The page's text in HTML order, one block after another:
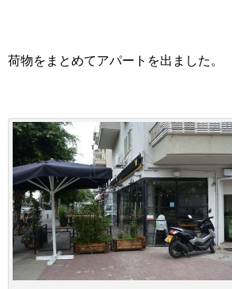
荷物をまとめてアパートを出ました。